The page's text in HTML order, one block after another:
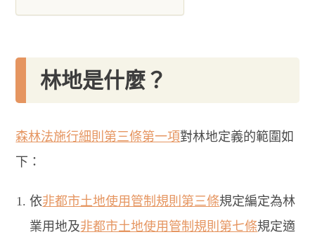
林地是什麼？
森林法施行細則第三條第一項對林地定義的範圍如
下：
依非都市土地使用管制規則第三條規定編定為林
業用地及非都市土地使用管制規則第七條規定適